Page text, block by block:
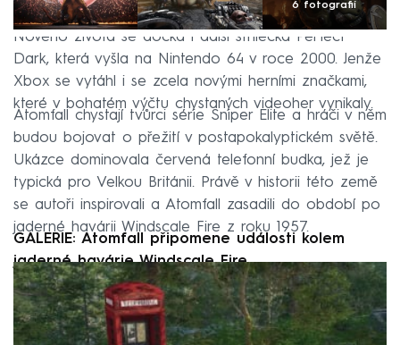
6 fotografií
Nového života se dočká i další střílečka Perfect
Dark, která vyšla na Nintendo 64 v roce 2000. Jenže
Xbox se vytáhl i se zcela novými herními značkami,
které v bohatém výčtu chystaných videoher vynikaly.
Atomfall chystají tvůrci série Sniper Elite a hráči v něm
budou bojovat o přežití v postapokalyptickém světě.
Ukázce dominovala červená telefonní budka, jež je
typická pro Velkou Británii. Právě v historii této země
se autoři inspirovali a Atomfall zasadili do období po
jaderné havárii Windscale Fire z roku 1957.
GALERIE: Atomfall připomene události kolem
jaderné havárie Windscale Fire